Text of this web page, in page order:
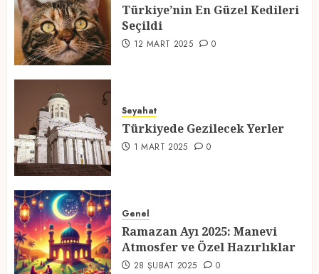
3
12 MART 2025 0
4
1 MART 2025
5
Atmosfer ve Özel Hazırlıklar
28 ŞUBAT 2025 0
Türkiye’nin En Güzel Kedileri
Seçildi
12 MART 2025 0
Seyahat
Türkiyede Gezilecek Yerler
1 MART 2025 0
Genel
Ramazan Ayı 2025: Manevi
Atmosfer ve Özel Hazırlıklar
28 ŞUBAT 2025 0